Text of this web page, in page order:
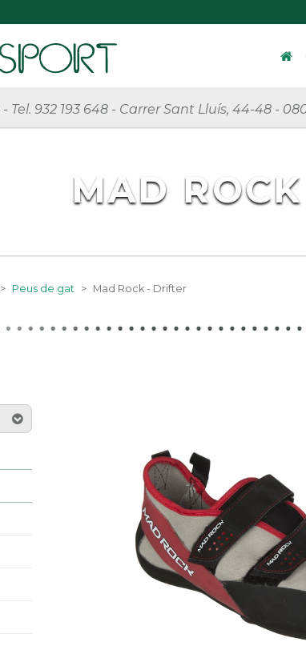
- Tel. 932 193 648 - Carrer Sant Lluís, 44-48 -
MAD
> Peus de gat > Mad Rock - Drifter